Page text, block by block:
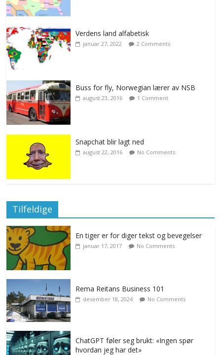
Verdens land alfabetisk
januar 27, 2022 2 Comments
Buss for fly, Norwegian lærer av NSB
august 23, 2016 1 Comment
Snapchat blir lagt ned
august 22, 2016 No Comments
Tilfeldige
En tiger er for diger tekst og bevegelser
januar 17, 2017 No Comments
Rema Reitans Business 101
desember 18, 2024 No Comments
ChatGPT føler seg brukt: «Ingen spør
hvordan jeg har det»